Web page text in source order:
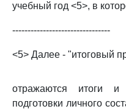
учебный год <5>, в
--------------------------------
<5> Далее - "итоговый
отражаются итоги и
подготовки личного